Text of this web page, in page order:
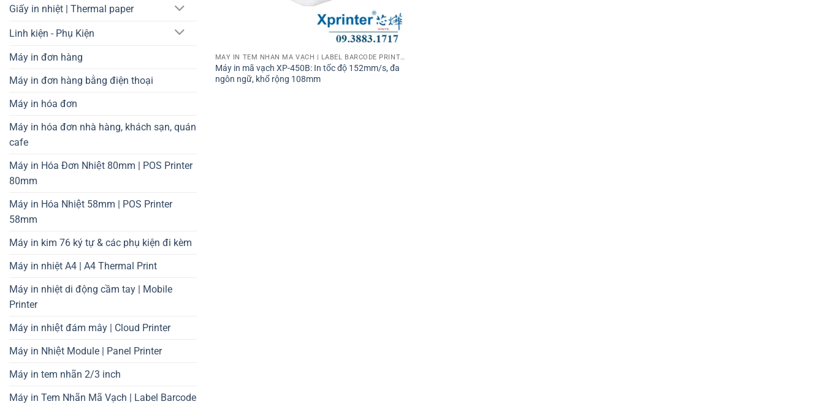
Giấy in nhiệt | Thermal paper
Linh kiện - Phụ Kiện
Máy in đơn hàng
Máy in đơn hàng bằng điện thoại
Máy in hóa đơn
Máy in hóa đơn nhà hàng, khách sạn, quán
cafe
Máy in Hóa Đơn Nhiệt 80mm | POS Printer
80mm
Máy in Hóa Nhiệt 58mm | POS Printer
58mm
Máy in kim 76 ký tự & các phụ kiện đi kèm
Máy in nhiệt A4 | A4 Thermal Print
Máy in nhiệt di động cầm tay | Mobile
Printer
Máy in nhiệt đám mây | Cloud Printer
Máy in Nhiệt Module | Panel Printer
Máy in tem nhãn 2/3 inch
Máy in Tem Nhãn Mã Vạch | Label Barcode
MÁY IN TEM NHÃN MÃ VẠCH | LABEL BARCODE PRINTER
Máy in mã vạch XP-450B: In tốc độ 152mm/s, đa
ngôn ngữ, khổ rộng 108mm